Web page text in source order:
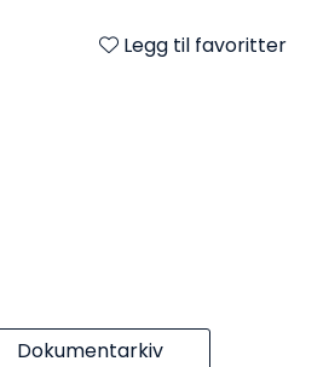
Legg til favoritter
Dokumentarkiv